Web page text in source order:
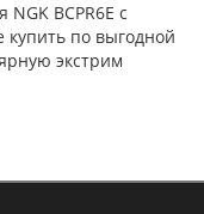
BCPR6E с
по выгодной
экстрим